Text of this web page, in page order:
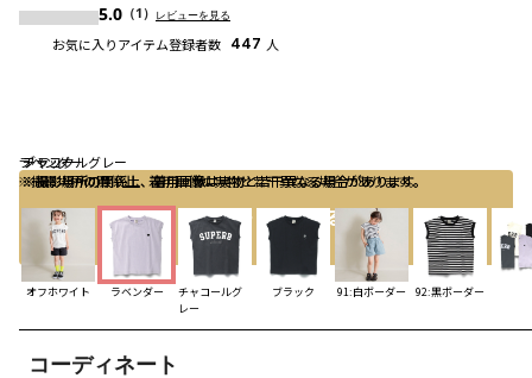
ラベンダー
※撮影場所の関係上、着用画像は実物と若干異なる場合があります。
チャコールグレー
※撮影場所の関係上、着用画像は実物と若干異なる場合があります。
ブラック
※撮影場所の関係上、着用画像は実物と若干異なる場合があります。
オフホワイト ラベンダー
チャコールグ
レー
ブラック 91:白ボーダー 92:黒ボーダー
コーディネート
5.0 （1） レビューを見る
お気に入りアイテム登録者数 447 人
カートに入れる